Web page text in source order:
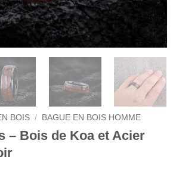
BOIS / BAGUE EN BOIS HOMME
– Bois de Koa et Acier